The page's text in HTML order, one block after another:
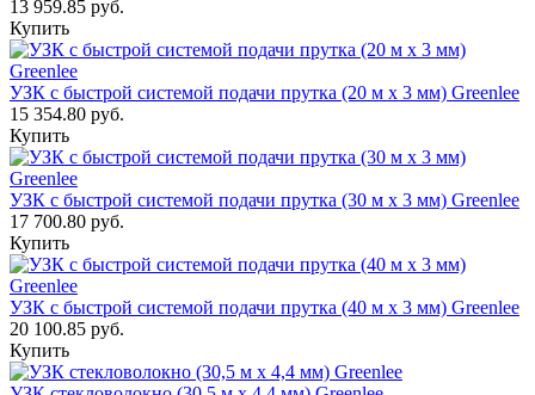
13 959.85 руб.
Купить
УЗК с быстрой системой подачи прутка (20 м х 3 мм) Greenlee
15 354.80 руб.
Купить
УЗК с быстрой системой подачи прутка (30 м х 3 мм) Greenlee
17 700.80 руб.
Купить
УЗК с быстрой системой подачи прутка (40 м х 3 мм) Greenlee
20 100.85 руб.
Купить